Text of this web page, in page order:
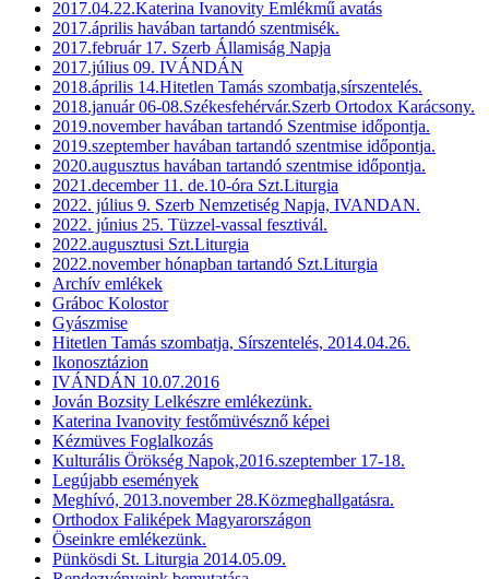
2017.04.22.Katerina Ivanovity Emlékmű avatás
2017.április havában tartandó szentmisék.
2017.február 17. Szerb Államiság Napja
2017.július 09. IVÁNDÁN
2018.április 14.Hitetlen Tamás szombatja,sírszentelés.
2018.január 06-08.Székesfehérvár.Szerb Ortodox Karácsony.
2019.november havában tartandó Szentmise időpontja.
2019.szeptember havában tartandó szentmise időpontja.
2020.augusztus havában tartandó szentmise időpontja.
2021.december 11. de.10-óra Szt.Liturgia
2022. július 9. Szerb Nemzetiség Napja, IVANDAN.
2022. június 25. Tüzzel-vassal fesztivál.
2022.augusztusi Szt.Liturgia
2022.november hónapban tartandó Szt.Liturgia
Archív emlékek
Gráboc Kolostor
Gyászmise
Hitetlen Tamás szombatja, Sírszentelés, 2014.04.26.
Ikonosztázion
IVÁNDÁN 10.07.2016
Jován Bozsity Lelkészre emlékezünk.
Katerina Ivanovity festőmüvésznő képei
Kézmüves Foglalkozás
Kulturális Örökség Napok,2016.szeptember 17-18.
Legújabb események
Meghívó, 2013.november 28.Közmeghallgatásra.
Orthodox Faliképek Magyarországon
Öseinkre emlékezünk.
Pünkösdi St. Liturgia 2014.05.09.